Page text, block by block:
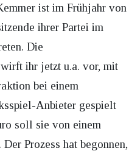
ist im Frühjahr von
ihrer Partei im
Die
ihr jetzt u.a. vor, mit
bei einem
Anbieter gespielt
soll sie von einem
Prozess hat begonnen,